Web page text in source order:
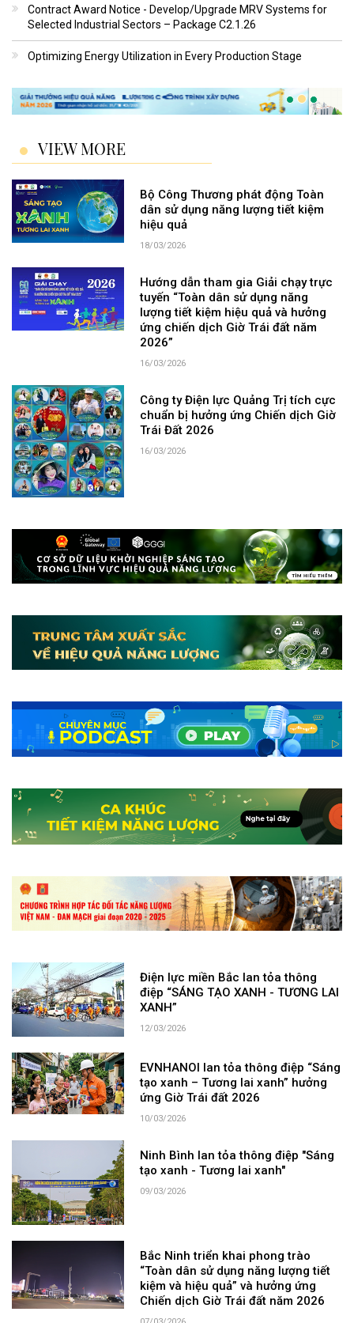
Contract Award Notice - Develop/Upgrade MRV Systems for
Selected Industrial Sectors – Package C2.1.26
Optimizing Energy Utilization in Every Production Stage
VIEW MORE
Bộ Công Thương phát động Toàn
dân sử dụng năng lượng tiết kiệm
hiệu quả
18/03/2026
Hướng dẫn tham gia Giải chạy trực
tuyến “Toàn dân sử dụng năng
lượng tiết kiệm hiệu quả và hưởng
ứng chiến dịch Giờ Trái đất năm
2026”
16/03/2026
Công ty Điện lực Quảng Trị tích cực
chuẩn bị hưởng ứng Chiến dịch Giờ
Trái Đất 2026
16/03/2026
Điện lực miền Bắc lan tỏa thông
điệp “SÁNG TẠO XANH - TƯƠNG LAI
XANH”
12/03/2026
EVNHANOI lan tỏa thông điệp “Sáng
tạo xanh – Tương lai xanh” hưởng
ứng Giờ Trái đất 2026
10/03/2026
Ninh Bình lan tỏa thông điệp "Sáng
tạo xanh - Tương lai xanh"
09/03/2026
Bắc Ninh triển khai phong trào
“Toàn dân sử dụng năng lượng tiết
kiệm và hiệu quả” và hưởng ứng
Chiến dịch Giờ Trái đất năm 2026